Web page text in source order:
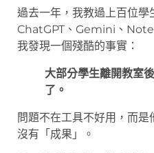
過去一年，我教過上百位
ChatGPT、Gemini、
我發現一個殘酷的事實：
大部分學生離開教室
了。
問題不在工具不好用，而是
沒有「成果」。